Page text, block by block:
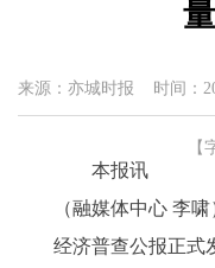
来源：亦城时报 时间：
【
本报讯
（融媒体中心 李
经济普查公报正式